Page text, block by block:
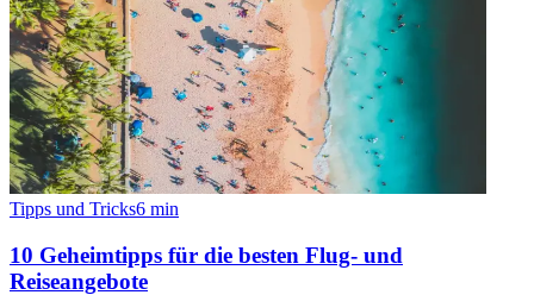
Tipps und Tricks6 min
10 Geheimtipps für die besten Flug- und
Reiseangebote